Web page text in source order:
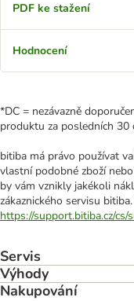
PDF ke stažení
Hodnocení
*DC = nezávazně
produktu za posledních 30
bitiba má právo používat
vlastní podobné zboží
by vám vznikly jakékoli
zákaznického servisu
https://support.bitiba.cz/
Servis
Výhody
Nakupování